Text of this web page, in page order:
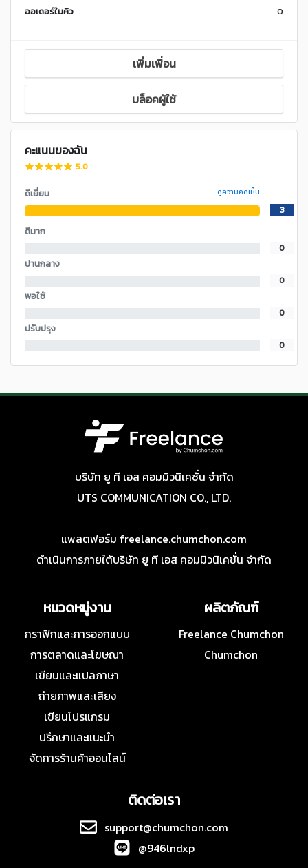
ออเดอร์ในคิว 0
เพิ่มเพื่อน
บล็อคผู้ใช้
คะแนนของฉัน
5.0
ดีเยี่ยม ดูความคิดเห็น
3
ดีมาก
0
ปานกลาง
0
พอใช้
0
ปรับปรุง
0
บริษัท ยู ที เอส คอมมิวนิเคชั่น จำกัด
UTS COMMUNICATION CO., LTD.
แพลตฟอร์ม freelance.chumchon.com
ดำเนินการภายใต้บริษัท ยู ที เอส คอมมิวนิเคชั่น จำกัด
หมวดหมู่งาน
กราฟิกและการออกแบบ
การตลาดและโฆษณา
เขียนและแปลภาษา
ถ่ายภาพและเสียง
เขียนโปรแกรม
ปรึกษาและแนะนำ
จัดการร้านค้าออนไลน์
ผลิตภัณฑ์
Freelance Chumchon
Chumchon
ติดต่อเรา
support@chumchon.com
@946lndxp